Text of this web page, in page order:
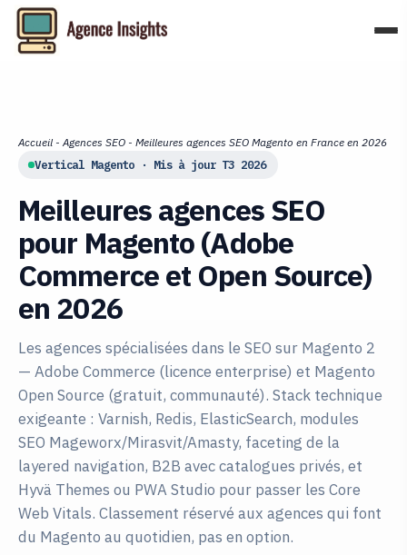
Aller
au
contenu
Accueil - Agences SEO - Meilleures agences SEO Magento en France en 2026
Vertical Magento · Mis à jour T3 2026
Meilleures agences SEO
pour Magento (Adobe
Commerce et Open Source)
en 2026
Les agences spécialisées dans le SEO sur Magento 2
— Adobe Commerce (licence enterprise) et Magento
Open Source (gratuit, communauté). Stack technique
exigeante : Varnish, Redis, ElasticSearch, modules
SEO Mageworx/Mirasvit/Amasty, faceting de la
layered navigation, B2B avec catalogues privés, et
Hyvä Themes ou PWA Studio pour passer les Core
Web Vitals. Classement réservé aux agences qui font
du Magento au quotidien, pas en option.